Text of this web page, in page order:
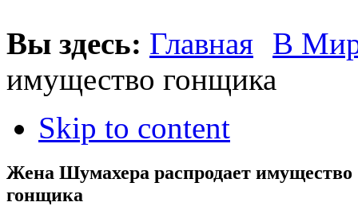
Вы здесь: Главная В
имущество гонщика
Skip to content
Жена Шумахера распродает имущество
гонщика